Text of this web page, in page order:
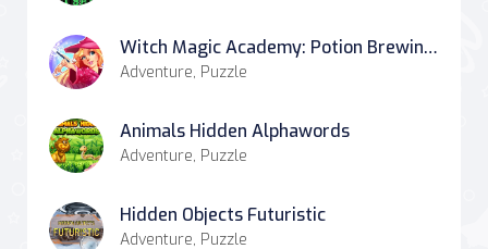
Witch Magic Academy: Potion Brewing Adventure
Adventure, Puzzle
Animals Hidden Alphawords
Adventure, Puzzle
Hidden Objects Futuristic
Adventure, Puzzle